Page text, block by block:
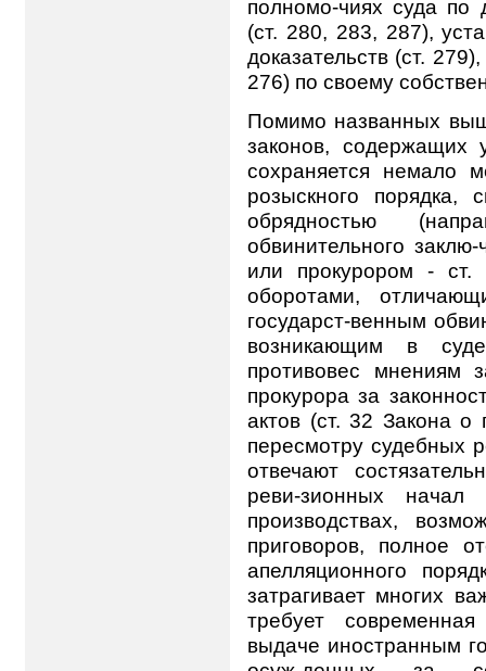
полномо-чиях суда по
(ст. 280, 283, 287),
доказательств (ст.
276) по своему
Помимо названных
законов, содержащих
сохраняется немало
розыскного порядка,
обрядностью
обвинительного
или прокурором - ст.
оборотами,
государст-венным
возникающим в
противовес мнениям
прокурора за
актов (ст. 32 Закона
пересмотру судебных
отвечают
реви-зионных
производствах,
приговоров, полное
апелляционного
затрагивает многих
требует
выдаче иностранным